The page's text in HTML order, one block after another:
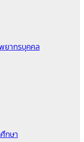
ยากรบุคคล
กษา